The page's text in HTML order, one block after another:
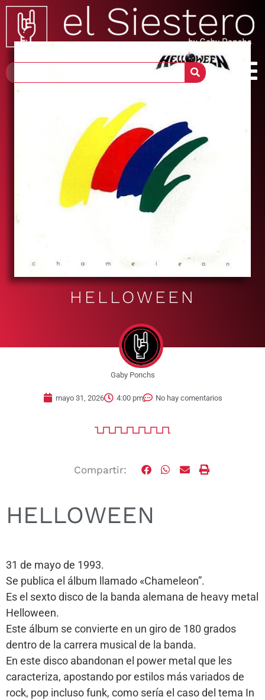
HELLOWEEN
Gaby Ponchs
mayo 31, 2026 4:00 pm No hay comentarios
Compartir:
HELLOWEEN
31 de mayo de 1993.
Se publica el álbum llamado «Chameleon”.
Es el sexto disco de la banda alemana de heavy metal
Helloween.
Este álbum se convierte en un giro de 180 grados
dentro de la carrera musical de la banda.
En este disco abandonan el power metal que les
caracteriza, apostando por estilos más variados de
rock, pop incluso funk, como sería el caso del tema In